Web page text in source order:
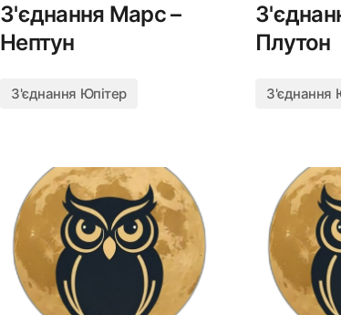
З'єднання Марс –
Нептун
З'єднання Юпітер
Плутон
З'єднання